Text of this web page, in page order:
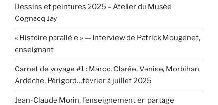
Dessins et peintures 2025 – Atelier du Musée
Cognacq Jay
« Histoire parallèle » — Interview de Patrick Mougenet,
enseignant
Carnet de voyage #1 : Maroc, Clarée, Venise, Morbihan,
Ardèche, Périgord…février à juillet 2025
Jean-Claude Morin, l’enseignement en partage